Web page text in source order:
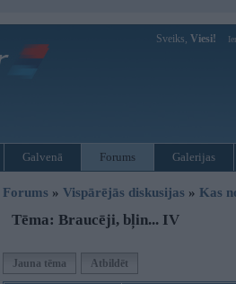
Sveiks, Viesi!
Galvenā Forums Galerijas
Forums » Vispārējās diskusijas » Kas
Tēma: Braucēji, bļin... IV
Jauna tēma Atbildēt